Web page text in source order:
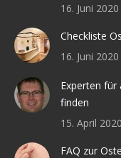
16. Juni 2020
Checkliste
16. Juni 2020
Experten für
finden
15. April 2020
FAQ zur